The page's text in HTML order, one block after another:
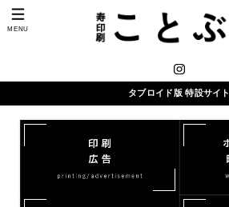
MENU
タブロイド版 特設サイト